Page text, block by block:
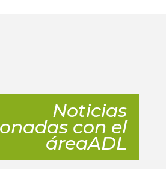
Noticias
con el
áreaADL